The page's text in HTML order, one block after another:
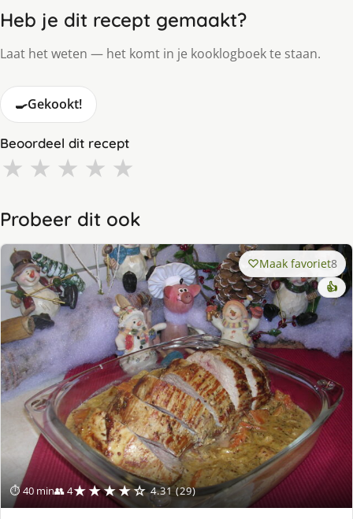
Heb je dit recept gemaakt?
Laat het weten — het komt in je kooklogboek te staan.
🍳Gekookt!
Beoordeel dit recept
★ ★ ★ ★ ★
Probeer dit ook
⏱ 40 min👥 4★★★★☆ 4.31 (29)
Maak favoriet8
👍